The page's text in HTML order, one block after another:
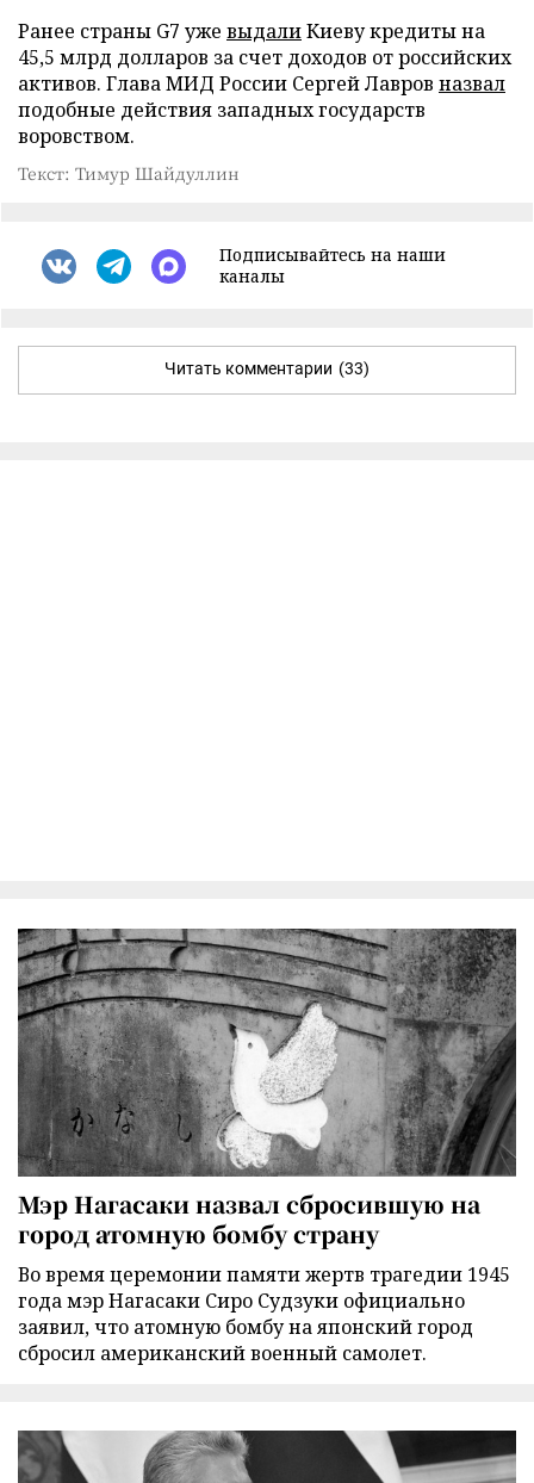
Ранее страны G7 уже выдалиКиеву кредиты на
45,5 млрд долларов за счет доходов от российских
активов. Глава МИД России Сергей Лавров назвал
подобные действия западных государств
воровством.
Текст: Тимур Шайдуллин
Подписывайтесь на наши
каналы
Читать комментарии (33)
Мэр Нагасаки назвал сбросившую на
город атомную бомбу страну
Во время церемонии памяти жертв трагедии 1945
года мэр Нагасаки Сиро Судзуки официально
заявил, что атомную бомбу на японский город
сбросил американский военный самолет.